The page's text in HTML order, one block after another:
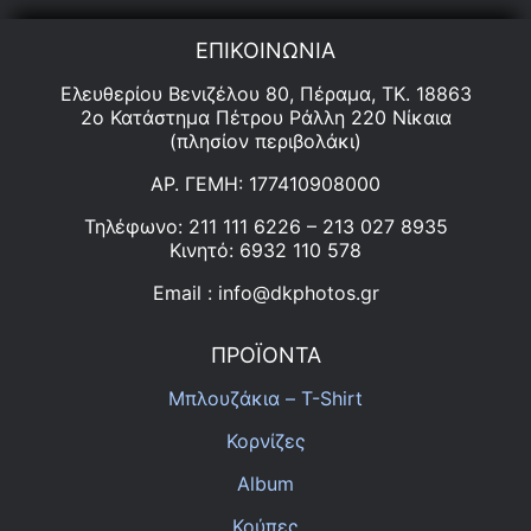
ΕΠΙΚΟΙΝΩΝΙΑ
Ελευθερίου Βενιζέλου 80, Πέραμα, ΤΚ. 18863
2ο Κατάστημα Πέτρου Ράλλη 220 Νίκαια
(πλησίον περιβολάκι)
ΑΡ. ΓΕΜΗ: 177410908000
Τηλέφωνο: 211 111 6226 – 213 027 8935
Κινητό: 6932 110 578
Email : info@dkphotos.gr
ΠΡΟΪΟΝΤΑ
Μπλουζάκια – T-Shirt
Κορνίζες
Album
Κούπες